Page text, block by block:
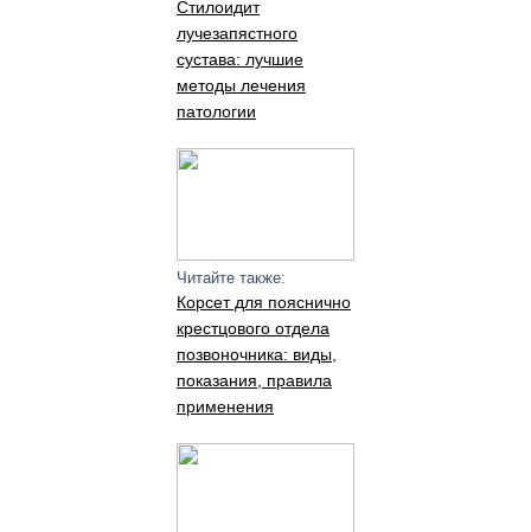
Стилоидит
лучезапястного
сустава: лучшие
методы лечения
патологии
Читайте также:
Корсет для пояснично
крестцового отдела
позвоночника: виды,
показания, правила
применения